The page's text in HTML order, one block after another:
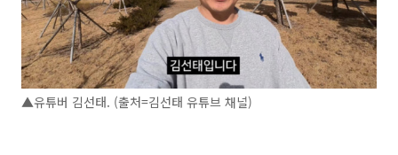
▲유튜버 김선태. (출처=김선태 유튜브 채널)